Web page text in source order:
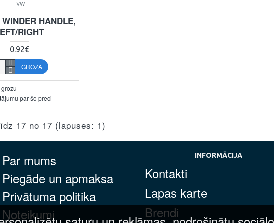
VW
HANDLE,
RIGHT
0.92€
GROZĀ
par šo preci
17 no 17 (lapuses: 1)
Par mums
Piegāde un apmaksa
Privātuma politika
Noteikumi
INFORMĀCIJA
Kontakti
Lapas karte
Brendi